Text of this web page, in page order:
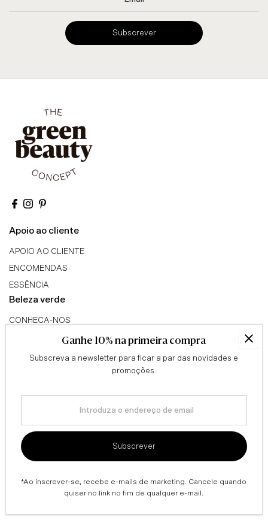
Subscrever
Apoio ao cliente
APOIO AO CLIENTE
ENCOMENDAS
ESSÊNCIA
Beleza verde
CONHECA-NOS
TRIBO GREEN BEAUTY
PROGRAMA DE AFILIADOS
TERMOS & CONDIÇÕES
ENVIOS & DEVOLUÇÕES
Ganhe 10% na primeira compra
Subscreva a newsletter para ficar a par das novidades e
promoções.
endereço
de
email
Subscrever
*Ao inscrever-se, recebe e-mails de marketing. Cancele quando
quiser no link no fim de qualquer e-mail.